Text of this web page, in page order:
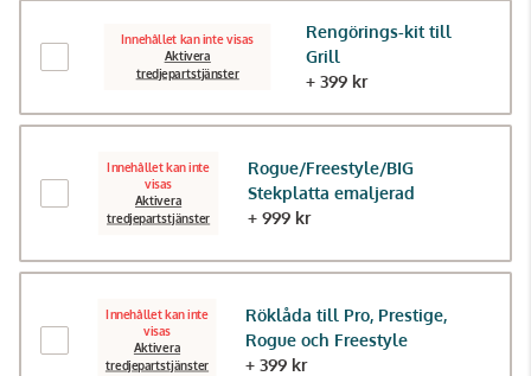
Innehållet kan inte visas
Aktivera
tredjepartstjänster
Rengörings-kit till
Grill
+ 399 kr
Innehållet kan inte
visas
Aktivera
tredjepartstjänster
Rogue/Freestyle/BIG
Stekplatta emaljerad
+ 999 kr
Innehållet kan inte
visas
Aktivera
tredjepartstjänster
Röklåda till Pro, Prestige,
Rogue och Freestyle
+ 399 kr